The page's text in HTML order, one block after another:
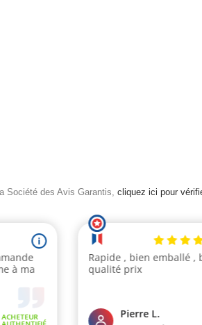
Société des Avis Garantis, cliquez ici pour